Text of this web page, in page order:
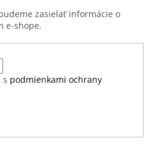
zasielať informácie o
e-shope.
s podmienkami ochrany